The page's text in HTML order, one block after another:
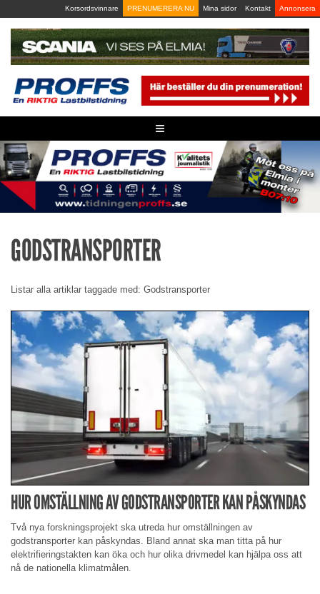
to
content
Korsordsvinnare PRENUMERERA NU Mina sidor Kontakt Annonsera
≡
GODSTRANSPORTER
Listar alla artiklar taggade med: Godstransporter
HUR OMSTÄLLNING AV GODSTRANSPORTER KAN PÅSKYNDAS
Två nya forskningsprojekt ska utreda hur omställningen av
godstransporter kan påskyndas. Bland annat ska man titta på hur
elektrifieringstakten kan öka och hur olika drivmedel kan hjälpa oss att
nå de nationella klimatmålen.